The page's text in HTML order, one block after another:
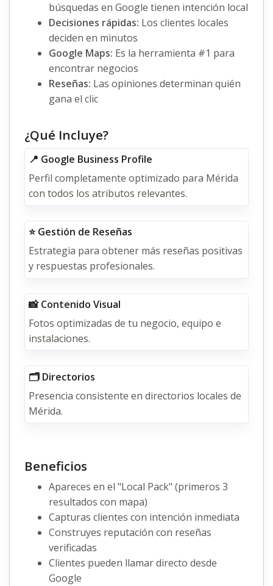
búsquedas en Google tienen intención local
Decisiones rápidas: Los clientes locales
deciden en minutos
Google Maps: Es la herramienta #1 para
encontrar negocios
Reseñas: Las opiniones determinan quién
gana el clic
¿Qué Incluye?
📍 Google Business Profile
Perfil completamente optimizado para Mérida
con todos los atributos relevantes.
⭐ Gestión de Reseñas
Estrategia para obtener más reseñas positivas
y respuestas profesionales.
📸 Contenido Visual
Fotos optimizadas de tu negocio, equipo e
instalaciones.
🗂️ Directorios
Presencia consistente en directorios locales de
Mérida.
Beneficios
Apareces en el "Local Pack" (primeros 3
resultados con mapa)
Capturas clientes con intención inmediata
Construyes reputación con reseñas
verificadas
Clientes pueden llamar directo desde
Google